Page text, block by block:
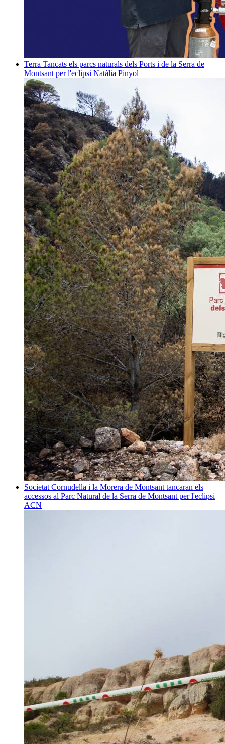
Terra Tancats els parcs naturals dels Ports i de la Serra de
Montsant per l'eclipsi Natàlia Pinyol
Societat Cornudella i la Morera de Montsant tancaran els
accessos al Parc Natural de la Serra de Montsant per l'eclipsi
ACN